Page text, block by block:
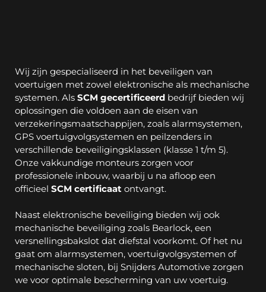
Wij zijn gespecialiseerd in het beveiligen van
voertuigen met zowel elektronische als mechanische
systemen. Als SCM gecertificeerd bedrijf bieden wij
oplossingen die voldoen aan de eisen van
verzekeringsmaatschappijen, zoals alarmsystemen,
GPS voertuigvolgsystemen en peilzenders in
verschillende beveiligingsklassen (klasse 1 t/m 5).
Onze vakkundige monteurs zorgen voor
professionele inbouw, waarbij u na afloop een
officieel SCM certificaat ontvangt.
Naast elektronische beveiliging bieden wij ook
mechanische beveiliging zoals Bearlock, een
versnellingsbakslot dat diefstal voorkomt. Of het nu
gaat om alarmsystemen, voertuigvolgsystemen of
mechanische sloten, bij Snijders Automotive zorgen
we voor optimale bescherming van uw voertuig.